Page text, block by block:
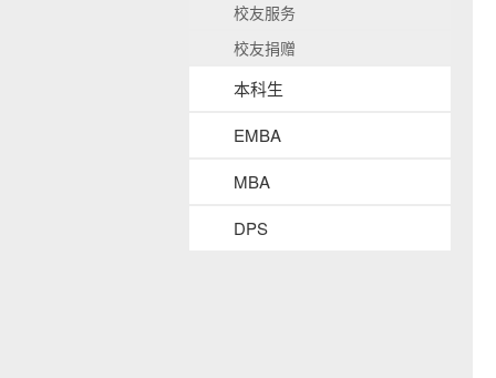
校友服务
校友捐赠
本科生
EMBA
MBA
DPS